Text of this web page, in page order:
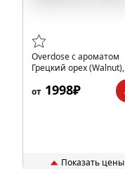
Overdose с ароматом
Грецкий орех (Walnut),
от 1998₽
Показать цены